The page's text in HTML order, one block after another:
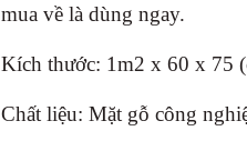
mua về là dùng ngay.
Kích thước: 1m2 x 60 x 75
Chất liệu: Mặt gỗ công